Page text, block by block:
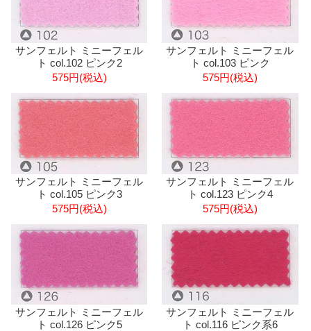
サンフェルト ミニーフェル
ト col.102 ピンク2
575円(税込)
サンフェルト ミニーフェル
ト col.103 ピンク
575円(税込)
サンフェルト ミニーフェル
ト col.105 ピンク3
575円(税込)
サンフェルト ミニーフェル
ト col.123 ピンク4
575円(税込)
サンフェルト ミニーフェル
ト col.126 ピンク5
サンフェルト ミニーフェル
ト col.116 ピンク系6